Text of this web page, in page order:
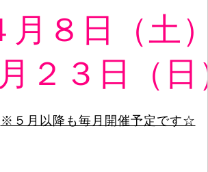
月８日（土
２３日（日
※５月以降も毎月開催予定です☆